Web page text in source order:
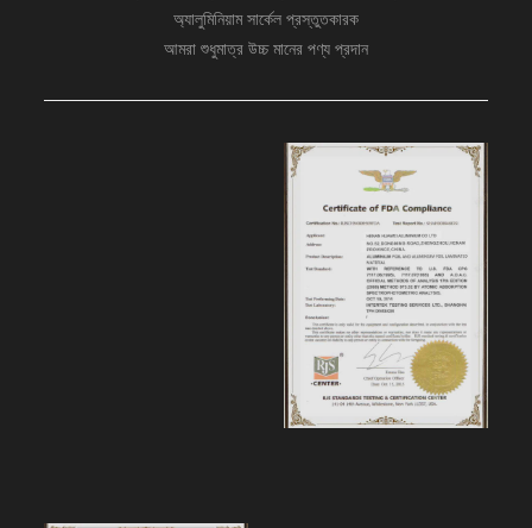
অ্যালুমিনিয়াম সার্কেল প্রস্তুতকারক
আমরা শুধুমাত্র উচ্চ মানের পণ্য প্রদান